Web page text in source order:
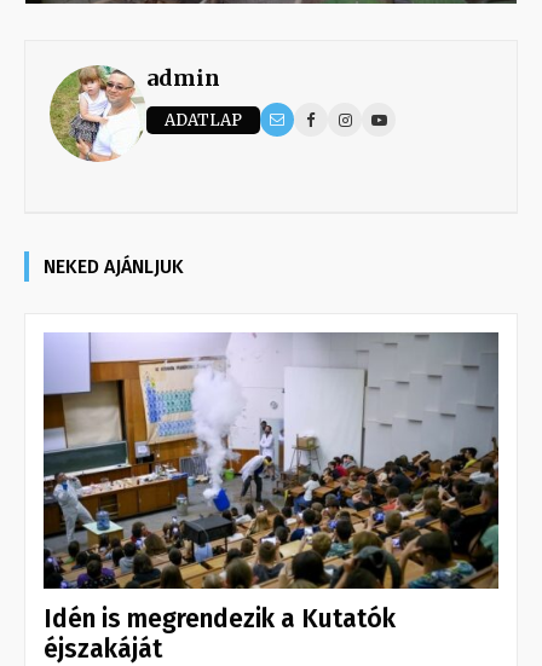
admin
ADATLAP
NEKED AJÁNLJUK
Idén is megrendezik a Kutatók
éjszakáját